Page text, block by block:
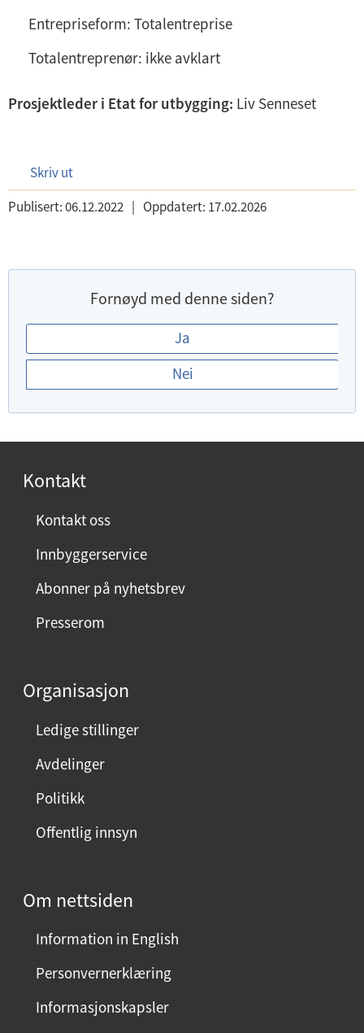
Entrepriseform: Totalentreprise
Totalentreprenør: ikke avklart
Prosjektleder i Etat for utbygging: Liv Senneset
Skriv ut
Publisert:06.12.2022 | Oppdatert: 17.02.2026
Fornøyd med denne siden?
E
r
o
n
m
n
V
Ja
Nei
Kontakt
Kontakt oss
Innbyggerservice
Abonner på nyhetsbrev
Presserom
Organisasjon
Ledige stillinger
Avdelinger
Politikk
Offentlig innsyn
Om nettsiden
Information in English
Personvernerklæring
Informasjonskapsler